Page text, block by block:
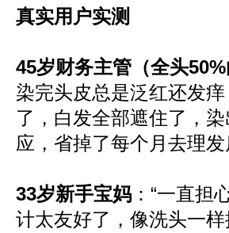
真实用户实测
45岁财务主管（全头
染完头皮总是泛红还发
了，白发全部遮住了，
应，省掉了每个月去理发
33岁新手宝妈 ：“一直
计太友好了，像洗头一